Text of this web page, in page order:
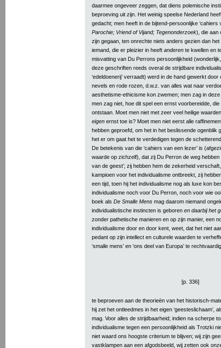
daarmee ongeveer zeggen, dat diens polemische
beproeving uit zijn. Het weinig speelse Nederland
gedacht; men heeft in de bijtend-persoonlijke ‘cahiers
Parochie; Vriend of Vijand; Tegenonderzoek), die aan
zijn gegaan, ten onrechte niets anders gezien dan
iemand, die er pleizier in heeft anderen te kwellen en
misvatting van Du Perrons persoonlijkheid
deze geschriften reeds overal de strijdbare
‘edeldoenerij’ verraadt) werd in de hand gewerkt
nevels en rode rozen, d.w.z. van alles wat naar
aesthetisme-ethicisme kon zwemen; men zag in
men zag niet, hoe dit spel een ernst voorbereidde,
ontstaan. Moet men niet met zeer veel heilige
eigen ernst toe is? Moet men niet eerst alle
hebben geproefd, om het in het beslissende ogenblik
het er om gaat het te verdedigen tegen de
De betekenis van die ‘cahiers van een lezer’ is
waarde op zichzelf), dat zij Du Perron de weg hebben
van de geest’; zij hebben hem de zekerheid
kampioen voor het individualisme ontbreekt, zij
een tijd, toen hij het individualisme nog als luxe kon
individualisme noch voor Du Perron, noch voor wie
boek als De Smalle Mens mag daarom niemand
individualistische instincten is geboren en daarbij het
zonder pathetische manieren en op zijn manier, een
individualisme door en door kent, weet, dat het niet
pedant op zijn intellect en culturele waarden te
‘smalle mens’ en ‘ons deel van Europa’ te
[p. 336]
te beproeven aan de theorieën van het historisch-
hij zet het ontleedmes in het eigen ‘geesteslichaam’,
mag. Voor alles de strijdbaarheid; indien na scherpe
individualisme tegen een persoonlijkheid als Trotzki
niet waard ons hoogste criterium te blijven; wij zijn
vastklampen aan een afgodsbeeld, wij zetten ook